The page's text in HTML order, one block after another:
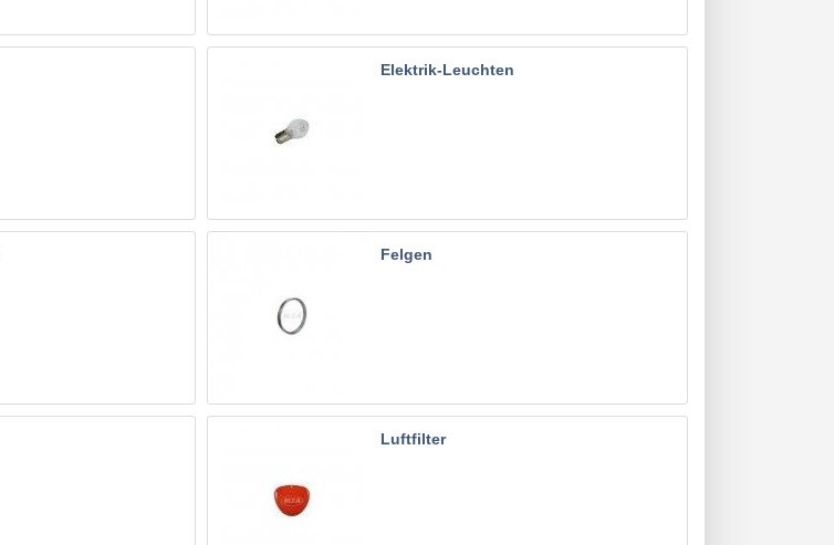
Elektrik-Leuchten
Felgen
Luftfilter